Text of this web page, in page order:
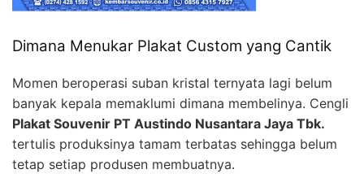
Dimana Menukar Plakat Custom yang Cantik
Momen beroperasi suban kristal ternyata lagi belum
banyak kepala memaklumi dimana membelinya. Cengli
Plakat Souvenir PT Austindo Nusantara Jaya Tbk.
tertulis produksinya tamam terbatas sehingga belum
tetap setiap produsen membuatnya.